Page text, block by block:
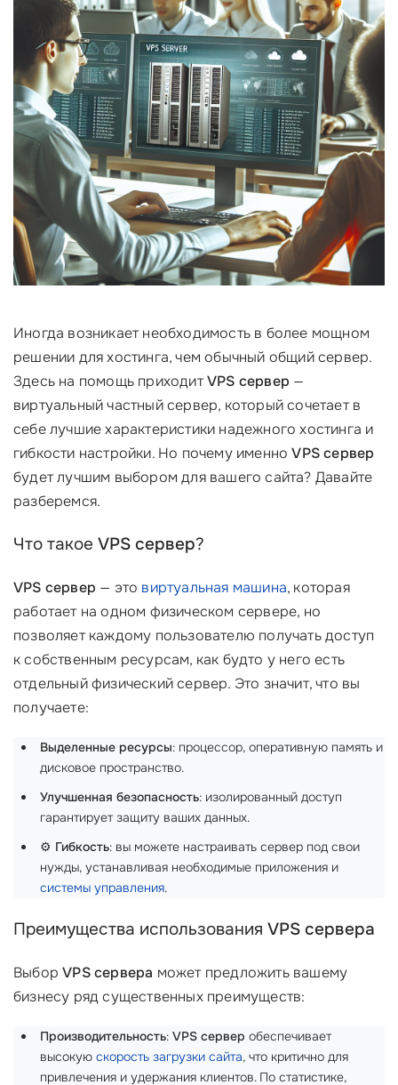
Иногда возникает необходимость в более мощном
решении для хостинга, чем обычный общий сервер.
Здесь на помощь приходитVPS сервер —
виртуальный частный сервер, который сочетает в
себе лучшие характеристики надежного хостинга и
гибкости настройки. Но почему именноVPS сервер
будет лучшим выбором для вашего сайта? Давайте
разберемся.
Что такое VPS сервер?
VPS сервер — это виртуальная машина, которая
работает на одном физическом сервере, но
позволяет каждому пользователю получать доступ
к собственным ресурсам, как будто у него есть
отдельный физический сервер. Это значит, что вы
получаете:
Выделенные ресурсы: процессор, оперативную память и
дисковое пространство.
Улучшенная безопасность: изолированный доступ
гарантирует защиту ваших данных.
⚙️ Гибкость: вы можете настраивать сервер под свои
нужды, устанавливая необходимые приложения и
системы управления.
Преимущества использования VPS сервера
ВыборVPS сервера может предложить вашему
бизнесу ряд существенных преимуществ:
Производительность: VPS сервер обеспечивает
высокую скорость загрузки сайта, что критично для
привлечения и удержания клиентов. По статистике,